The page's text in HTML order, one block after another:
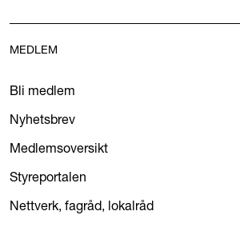
MEDLEM
Bli medlem
Nyhetsbrev
Medlemsoversikt
Styreportalen
Nettverk, fagråd, lokalråd